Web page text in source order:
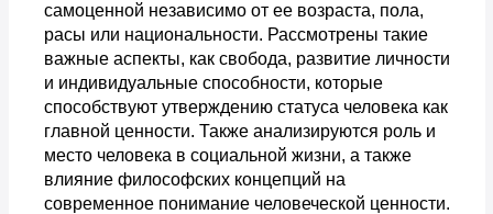
самоценной независимо от ее возраста, пола,
расы или национальности. Рассмотрены такие
важные аспекты, как свобода, развитие личности
и индивидуальные способности, которые
способствуют утверждению статуса человека как
главной ценности. Также анализируются роль и
место человека в социальной жизни, а также
влияние философских концепций на
современное понимание человеческой ценности.